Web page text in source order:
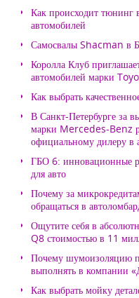
Как происходит тюнинг
автомобилей
Самосвалы Shacman в
Королла Клуб
автомобилей марки
Как выбрать
В Санкт-Петербурге за
марки Mercedes-Benz
официальному дилеру
ГБО 6: инновационные
для авто
Почему за
обращаться в
Ощутите себя в
Q8 стоимостью в 11
Почему шумоизоляцию
выполнять в
Как выбрать мойку